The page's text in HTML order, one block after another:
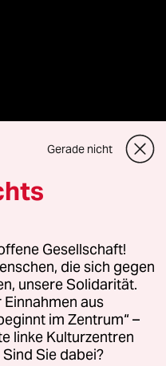
GmbH
oder für Genehmigungen
Richtlinien
Impressum AGB
Gerade nicht
Gesellschaft!
die sich gegen
unsere Solidarität.
aus
im Zentrum“ –
linke Kulturzentren
Sie dabei?